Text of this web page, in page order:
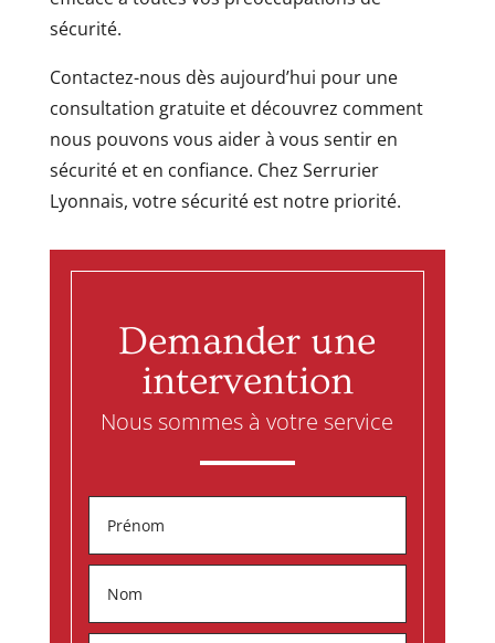
sécurité.
Contactez-nous dès aujourd’hui pour une
consultation gratuite et découvrez comment
nous pouvons vous aider à vous sentir en
sécurité et en confiance. Chez Serrurier
Lyonnais, votre sécurité est notre priorité.
Demander une
intervention
Nous sommes à votre service